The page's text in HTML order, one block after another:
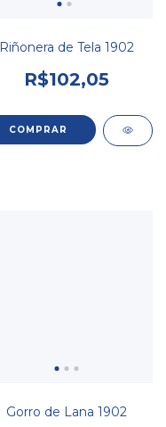
Riñonera de Tela 1902
R$102,05
Gorro de Lana 1902